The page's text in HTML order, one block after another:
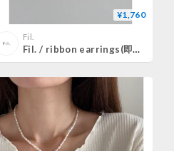
¥1,760
Fil.
Fil. / ribbon earrings(即納)2color